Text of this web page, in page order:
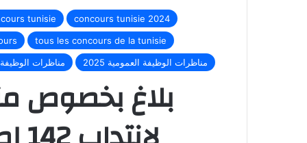
tunisie
concours tunisie 2024
tous les concours de la tunisie
مناظرات مناظرات الوظيفة العمومية 2025
بلاغ بخصوص